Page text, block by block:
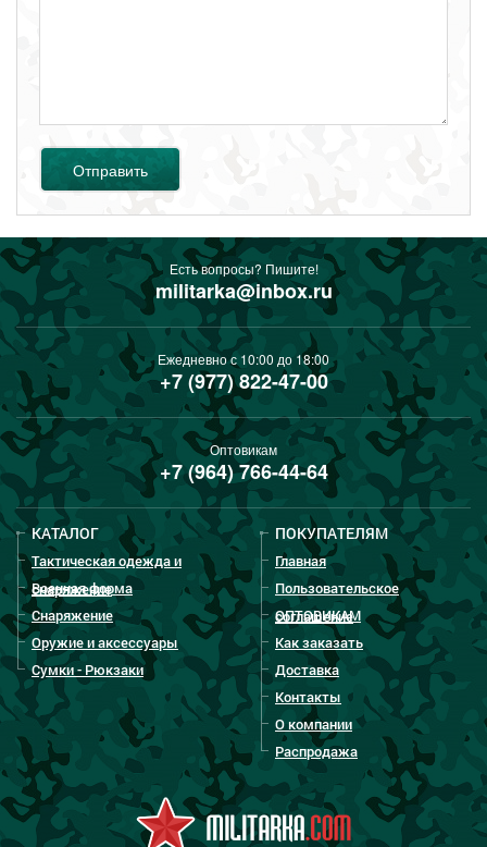
Отправить
Есть вопросы? Пишите!
militarka@inbox.ru
Ежедневно с 10:00 до 18:00
+7 (977) 822-47-00
Оптовикам
+7 (964) 766-44-64
КАТАЛОГ
Тактическая одежда и
снаряжение
Военная форма
Снаряжение
Оружие и аксессуары
Сумки - Рюкзаки
ПОКУПАТЕЛЯМ
Главная
Пользовательское
соглашение
ОПТОВИКАМ
Как заказать
Доставка
Контакты
О компании
Распродажа